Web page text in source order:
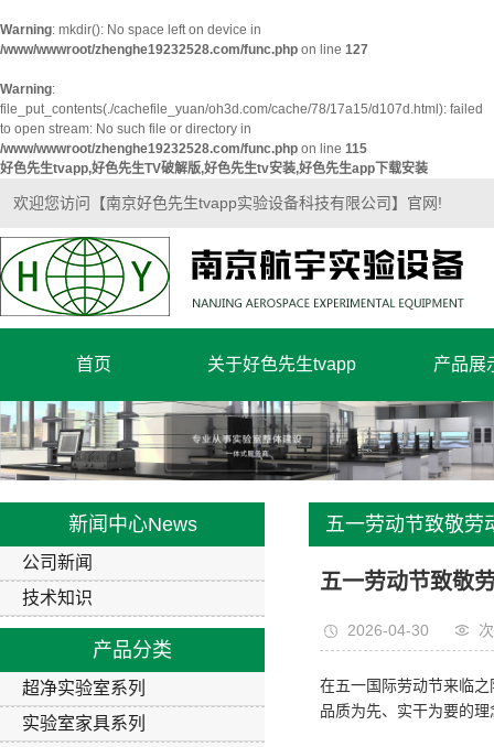
Warning: mkdir(): No space left on device in
/www/wwwroot/zhenghe19232528.com/func.php on line 127
Warning:
file_put_contents(./cachefile_yuan/oh3d.com/cache/78/17a15/d107d.html): failed
to open stream: No such file or directory in
/www/wwwroot/zhenghe19232528.com/func.php on line 115
好色先生tvapp,好色先生TV破解版,好色先生tv安装,好色先生app下载安装
欢迎您访问【南京好色先生tvapp实验设备科技有限公司】官网!
首页 关于好色先生tvapp
公司简介
企业文化
营业执照
产品展
超净实验
实验室家
实验室气
好色先生tv
新闻中心News
公司新闻
技术知识
产品分类
超净实验室系列
实验室家具系列
五一劳动节致敬劳
tvapp实验设备守护
五一劳动节致敬
2026-04-30 次
在五一国际劳动节来临
品质为先、实干为要的理